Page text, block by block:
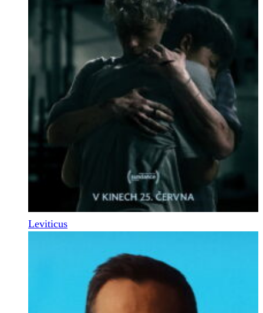
Leviticus